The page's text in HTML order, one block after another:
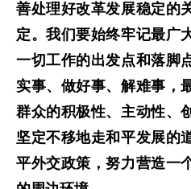
善处理好改革发展稳定的
定。我们要始终牢记最广
一切工作的出发点和落脚
实事、做好事、解难事，
群众的积极性、主动性、
坚定不移地走和平发展的
平外交政策，努力营造一